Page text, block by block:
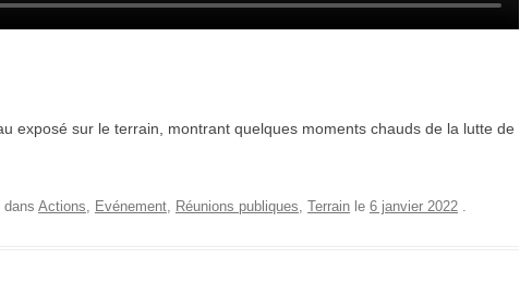
exposé sur le terrain, montrant quelques moments chauds de la lutte de
dans Actions, Evénement, Réunions publiques, Terrain le 6 janvier 2022 .